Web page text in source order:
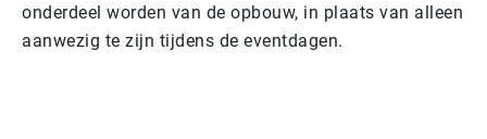
onderdeel worden van de opbouw, in plaats van alleen
aanwezig te zijn tijdens de eventdagen.